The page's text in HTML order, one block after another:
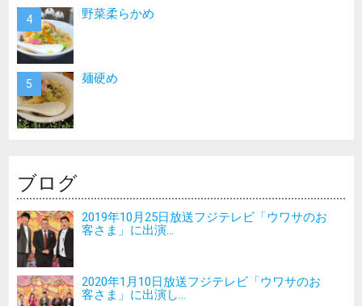
野菜柔らかめ
麺硬め
ブログ
2019年10月25日放送フジテレビ「ウワサのお
客さま」に出演...
2020年1月10日放送フジテレビ「ウワサのお
客さま」に出演し...